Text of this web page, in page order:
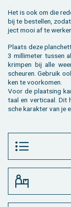
Het is ook om die
bij te be­stel­len,
ject mooi af te
Plaats deze
3 mil­li­me­ter tus­sen
krim­pen bij alle
scheu­ren. Ge­bruik
ken te voor­ko­men.
Voor de plaat­sing
taal en ver­ti­caal. Dit
sche ka­rak­ter van je